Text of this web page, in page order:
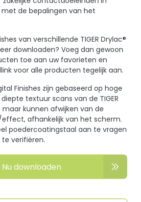
de bepalingen van het
van verschillende TIGER Drylac®
downloaden? Voeg dan gewoon
toe aan uw favorieten en
voor alle producten tegelijk aan.
Finishes zijn gebaseerd op hoge
textuur scans van de TIGER
kunnen afwijken van de
afhankelijk van het scherm.
poedercoatingstaal aan te vragen
verifiëren.
Nu downloaden